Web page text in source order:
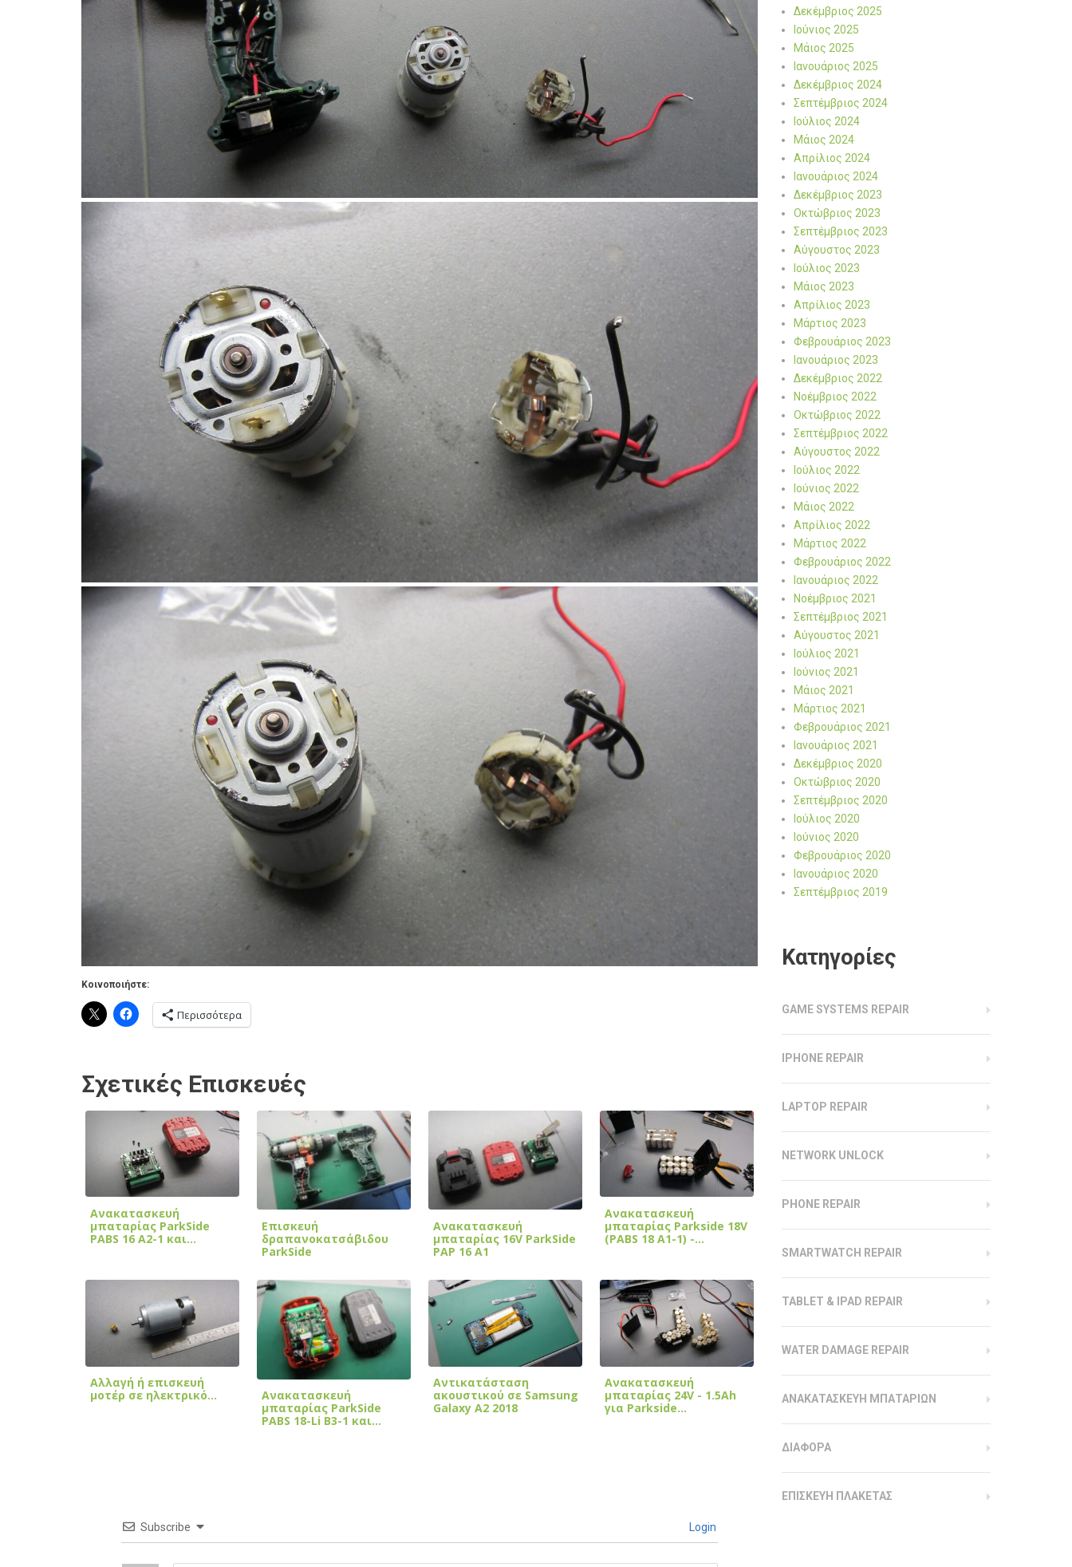
Κοινοποιήστε:
Περισσότερα
Σχετικές Επισκευές
Ανακατασκευή
μπαταρίας ParkSide
PABS 16 A2-1 και…
Επισκευή
δραπανοκατσάβιδου
ParkSide
Ανακατασκευή
μπαταρίας 16V ParkSide
PAP 16 A1
Ανακατασκευή
μπαταρίας Parkside 18V
(PABS 18 A1-1) -…
Αλλαγή ή επισκευή
μοτέρ σε ηλεκτρικό…
Ανακατασκευή
μπαταρίας ParkSide
PABS 18-Li B3-1 και…
Αντικατάσταση
ακουστικού σε Samsung
Galaxy A2 2018
Ανακατασκευή
μπαταρίας 24V - 1.5Ah
για Parkside…
Subscribe Login
Δεκέμβριος 2025
Ιούνιος 2025
Μάιος 2025
Ιανουάριος 2025
Δεκέμβριος 2024
Σεπτέμβριος 2024
Ιούλιος 2024
Μάιος 2024
Απρίλιος 2024
Ιανουάριος 2024
Δεκέμβριος 2023
Οκτώβριος 2023
Σεπτέμβριος 2023
Αύγουστος 2023
Ιούλιος 2023
Μάιος 2023
Απρίλιος 2023
Μάρτιος 2023
Φεβρουάριος 2023
Ιανουάριος 2023
Δεκέμβριος 2022
Νοέμβριος 2022
Οκτώβριος 2022
Σεπτέμβριος 2022
Αύγουστος 2022
Ιούλιος 2022
Ιούνιος 2022
Μάιος 2022
Απρίλιος 2022
Μάρτιος 2022
Φεβρουάριος 2022
Ιανουάριος 2022
Νοέμβριος 2021
Σεπτέμβριος 2021
Αύγουστος 2021
Ιούλιος 2021
Ιούνιος 2021
Μάιος 2021
Μάρτιος 2021
Φεβρουάριος 2021
Ιανουάριος 2021
Δεκέμβριος 2020
Οκτώβριος 2020
Σεπτέμβριος 2020
Ιούλιος 2020
Ιούνιος 2020
Φεβρουάριος 2020
Ιανουάριος 2020
Σεπτέμβριος 2019
Kατηγορίες
GAME SYSTEMS REPAIR
IPHONE REPAIR
LAPTOP REPAIR
NETWORK UNLOCK
PHONE REPAIR
SMARTWATCH REPAIR
TABLET & IPAD REPAIR
WATER DAMAGE REPAIR
ΑΝΑΚΑΤΑΣΚΕΥΗ ΜΠΑΤΑΡΙΩΝ
ΔΙΑΦΟΡΑ
ΕΠΙΣΚΕΥΗ ΠΛΑΚΕΤΑΣ